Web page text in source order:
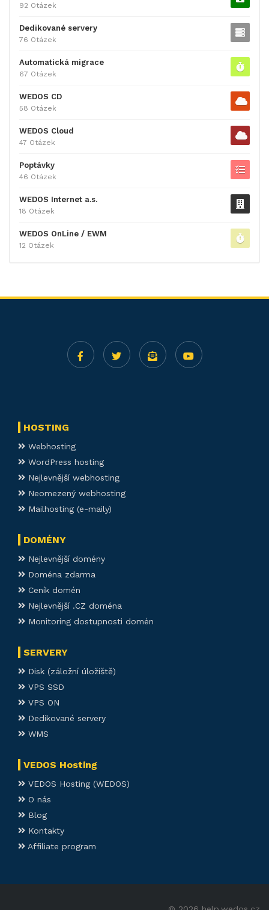
92 Otázek
Dedikované servery
76 Otázek
Automatická migrace
67 Otázek
WEDOS CD
58 Otázek
WEDOS Cloud
47 Otázek
Poptávky
46 Otázek
WEDOS Internet a.s.
18 Otázek
WEDOS OnLine / EWM
12 Otázek
HOSTING
Webhosting
WordPress hosting
Nejlevnější webhosting
Neomezený webhosting
Mailhosting (e-maily)
DOMÉNY
Nejlevnější domény
Doména zdarma
Ceník domén
Nejlevnější .CZ doména
Monitoring dostupnosti domén
SERVERY
Disk (záložní úložiště)
VPS SSD
VPS ON
Dedikované servery
WMS
VEDOS Hosting
VEDOS Hosting (WEDOS)
O nás
Blog
Kontakty
Affiliate program